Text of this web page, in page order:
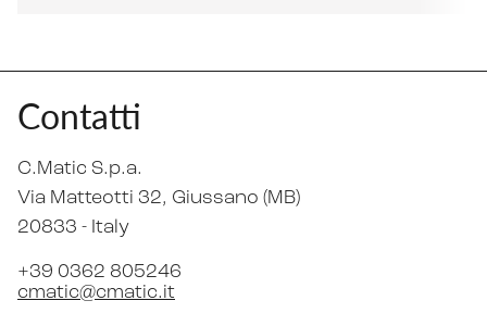
Contatti
C.Matic S.p.a.
Via Matteotti 32, Giussano (MB)
20833 - Italy
+39 0362 805246
cmatic@cmatic.it